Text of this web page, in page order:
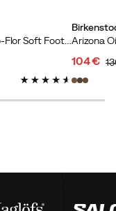
Arizona Birko-Flor Soft Footbed Regular Black
104 €
original